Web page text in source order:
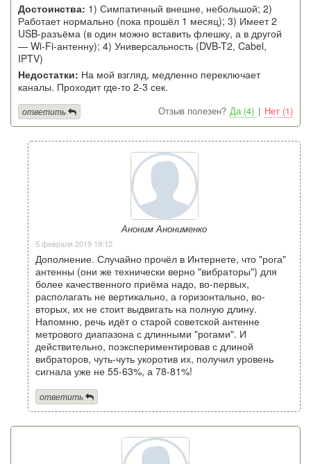
Достоинства: 1) Симпатичный внешне, небольшой; 2)
Работает нормально (пока прошёл 1 месяц); 3) Имеет 2
USB-разъёма (в один можно вставить флешку, а в другой
— Wi-Fi-антенну); 4) Универсальность (DVB-T2, Cabel,
IPTV)
Недостатки: На мой взгляд, медленно переключает
каналы. Проходит где-то 2-3 сек.
Отзыв полезен? Да (4) | Нет (1)
ответить
Аноним Анонименко
5 февраля 2019 19:12
Дополнение. Случайно прочёл в Интернете, что "рога"
антенны (они же технически верно "вибраторы") для
более качественного приёма надо, во-первых,
располагать не вертикально, а горизонтально, во-
вторых, их не стоит выдвигать на полную длину.
Напомню, речь идёт о старой советской антенне
метрового диапазона с длинными "рогами". И
действительно, поэкспериментировав с длиной
вибраторов, чуть-чуть укоротив их, получил уровень
сигнала уже не 55-63%, а 78-81%!
ответить